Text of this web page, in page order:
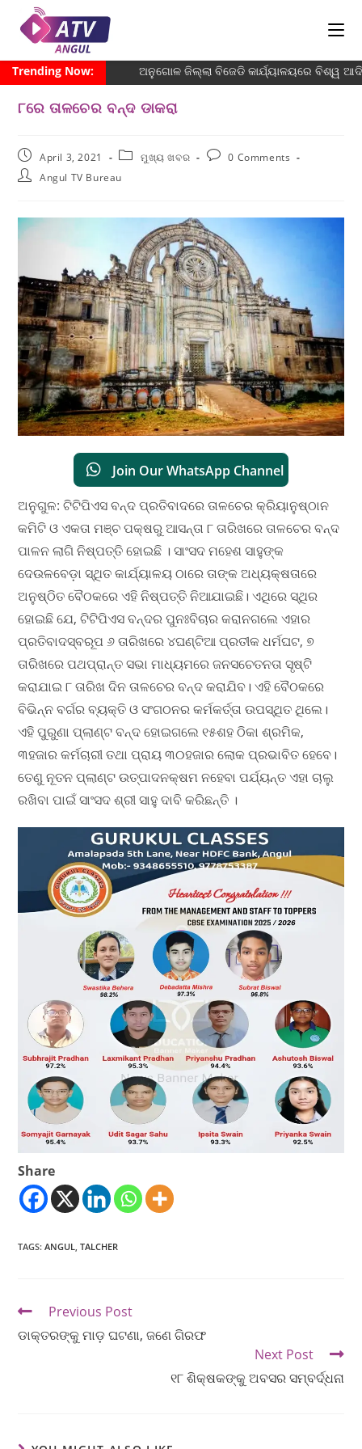
Trending Now: ଅନୁଗୋଳ ଜିଲ୍ଲା ବିଜେଡି କାର୍ଯ୍ୟାଳୟରେ ବିଶ୍ୱ
୮ରେ ତାଳଚେର ବନ୍ଦ ଡାକରା
April 3, 2021 ମୁଖ୍ୟ ଖବର
0 Comments
Angul TV Bureau
Join Our WhatsApp Channel
ଅନୁଗୁଳ: ଟିଟିପିଏସ ବନ୍ଦ ପ୍ରତିବାଦରେ ତାଳଚେର କ୍ରିୟାନୁଷ୍ଠାନ
କମିଟି ଓ ଏକତା ମଞ୍ଚ ପକ୍ଷରୁ ଆସନ୍ତା ୮ ତାରିଖରେ ତାଳଚେର ବନ୍ଦ
ପାଳନ ଲାଗି ନିଷ୍ପତ୍ତି ହୋଇଛି । ସାଂସଦ ମହେଶ ସାହୁଙ୍କ
ଦେଉଳବେଡ଼ା ସ୍ଥିତ କାର୍ଯ୍ୟାଳୟ ଠାରେ ତାଙ୍କ ଅଧ୍ୟକ୍ଷତାରେ
ଅନୁଷ୍ଠିତ ବୈଠକରେ ଏହି ନିଷ୍ପତ୍ତି ନିଆଯାଇଛି। ଏଥିରେ ସ୍ଥିର
ହୋଇଛି ଯେ, ଟିଟିପିଏସ ବନ୍ଦର ପୁନଃବିଚାର କରାନଗଲେ ଏହାର
ପ୍ରତିବାଦସ୍ବରୂପ ୬ ତାରିଖରେ ୪ଘଣ୍ଟିଆ ପ୍ରତୀକ ଧର୍ମଘଟ, ୭
ତାରିଖରେ ପଥପ୍ରାନ୍ତ ସଭା ମାଧ୍ୟମରେ ଜନସଚେତନତା ସୃଷ୍ଟି
କରାଯାଇ ୮ ତାରିଖ ଦିନ ତାଳଚେର ବନ୍ଦ କରାଯିବ। ଏହି ବୈଠକରେ
ବିଭିନ୍ନ ବର୍ଗର ବ୍ୟକ୍ତି ଓ ସଂଗଠନର କର୍ମକର୍ତ୍ତା ଉପସ୍ଥିତ ଥିଲେ।
ଏହି ପୁରୁଣା ପ୍ଲାଣ୍ଟ ବନ୍ଦ ହୋଇଗଲେ ୧୫ଶହ ଠିକା ଶ୍ରମିକ,
୩ହଜାର କର୍ମଚାରୀ ତଥା ପ୍ରାୟ ୩୦ହଜାର ଲୋକ ପ୍ରଭାବିତ ହେବେ।
ତେଣୁ ନୂତନ ପ୍ଲାଣ୍ଟ ଉତ୍ପାଦନକ୍ଷମ ନହେବା ପର୍ଯ୍ୟନ୍ତ ଏହା ଚାଲୁ
ରଖିବା ପାଇଁ ସାଂସଦ ଶ୍ରୀ ସାହୁ ଦାବି କରିଛନ୍ତି ।
Share
TAGS:ANGUL, TALCHER
Previous Post
ଡାକ୍ତରଙ୍କୁ ମାଡ଼ ଘଟଣା, ଜଣେ ଗିରଫ
Next Post
୧୮ ଶିକ୍ଷକଙ୍କୁ ଅବସର ସମ୍ବର୍ଦ୍ଧନା